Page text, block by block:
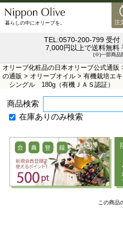
注
暮らしの中にオリーブを。
TEL:0570-200-799 受付
7,000円以上で送料無料
(※)一部商品
オリーブ化粧品の日本オリーブ公式通販
の通販 > オリーブオイル > 有機栽培エ
シングル 180g（有機ＪＡＳ認証）
商品検索
在庫ありのみ検索
この商品